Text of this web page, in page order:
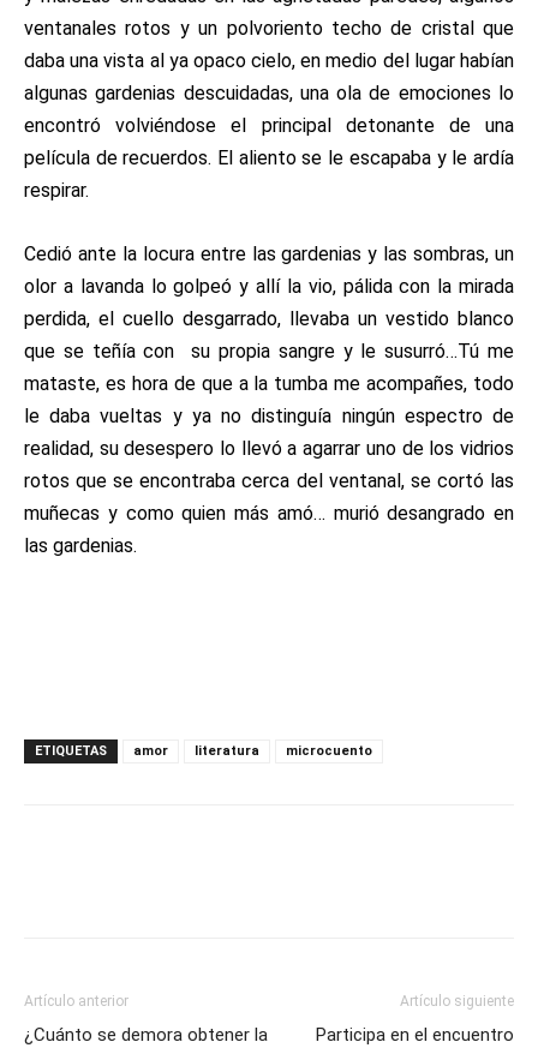
ventanales rotos y un polvoriento techo de cristal que
daba una vista al ya opaco cielo, en medio del lugar habían
algunas gardenias descuidadas, una ola de emociones lo
encontró volviéndose el principal detonante de una
película de recuerdos. El aliento se le escapaba y le ardía
respirar.
Cedió ante la locura entre las gardenias y las sombras, un
olor a lavanda lo golpeó y allí la vio, pálida con la mirada
perdida, el cuello desgarrado, llevaba un vestido blanco
que se teñía con su propia sangre y le susurró…Tú me
mataste, es hora de que a la tumba me acompañes, todo
le daba vueltas y ya no distinguía ningún espectro de
realidad, su desespero lo llevó a agarrar uno de los vidrios
rotos que se encontraba cerca del ventanal, se cortó las
muñecas y como quien más amó… murió desangrado en
las gardenias.
ETIQUETAS amor literatura microcuento
Artículo anterior
¿Cuánto se demora obtener la
Artículo siguiente
Participa en el encuentro